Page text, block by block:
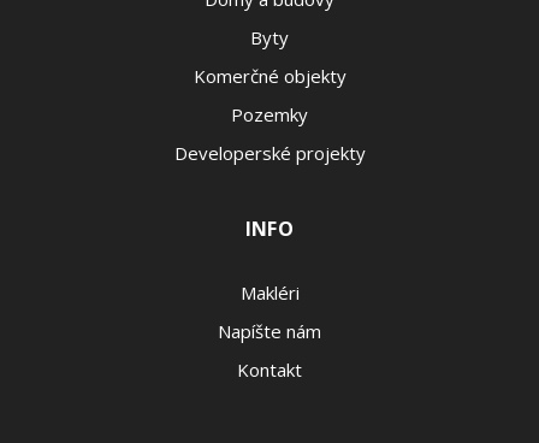
Byty
Komerčné objekty
Pozemky
Developerské projekty
INFO
Makléri
Napíšte nám
Kontakt